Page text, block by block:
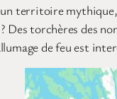
territoire
Des torchères des
de feu est